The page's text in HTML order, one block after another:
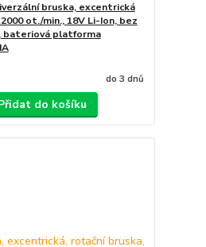
bruska, excentrická
ot./min., 18V Li-Ion, bez
bateriová platforma
do 3 dnů
do košíku